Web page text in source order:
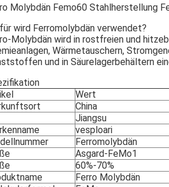
Molybdän Femo60 Stahlherstellung
wird Ferromolybdän verwendet?
Molybdän wird in rostfreien und
Wärmetauschern,
und in Säurelagerbehältern
Wert
China
Jiangsu
vesploari
Ferromolybdän
Asgard-FeMo1
60%-70%
Ferro Molybdän